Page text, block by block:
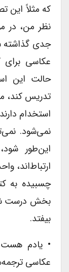
که مثلاً این
نظر من، در
جدی گذاشته
عکاسی برای
حالت این
تدریس کند،
استخدام
نمی‌شود.
این‌طور
ارتباط‌اند،
چسبیده به
بخش درست
بیفتد.
• یادم
عکاسی